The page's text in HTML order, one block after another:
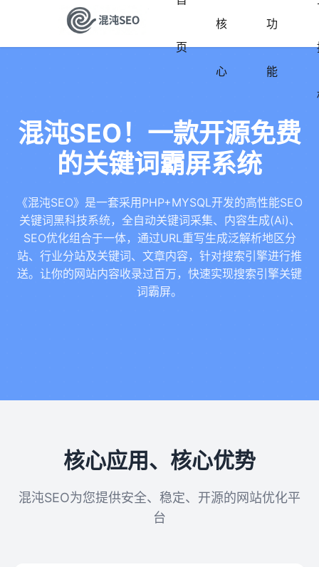
页
核
心
功
能
混沌SEO！一款开源免费
的关键词霸屏系统
《混沌SEO》是一套采用PHP+MYSQL开发的高性能SEO
关键词黑科技系统，全自动关键词采集、内容生成(Ai)、
SEO优化组合于一体，通过URL重写生成泛解析地区分
站、行业分站及关键词、文章内容，针对搜索引擎进行推
送。让你的网站内容收录过百万，快速实现搜索引擎关键
词霸屏。
核心应用、核心优势
混沌SEO为您提供安全、稳定、开源的网站优化平
台